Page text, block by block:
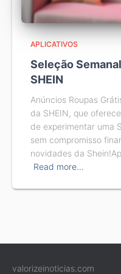
APLICATIVOS
Seleção
SHEIN
Anúncios Roupas
da SHEIN, que
de experimentar uma
sem compromisso
novidades da
Read more…
valorizeinoticias.com